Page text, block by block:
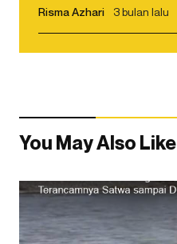
Risma Azhari 3 bulan lalu
You May Also Like